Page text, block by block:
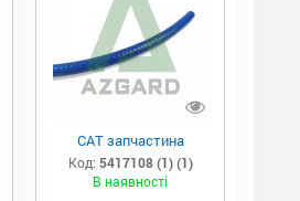
САТ запчастина
Код: 5417108 (1) (1)
В наявності